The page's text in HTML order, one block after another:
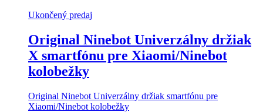
Ukončený predaj
Original Ninebot Univerzálny držiak
X smartfónu pre Xiaomi/Ninebot
kolobežky
Original Ninebot Univerzálny držiak smartfónu pre
Xiaomi/Ninebot kolobežky